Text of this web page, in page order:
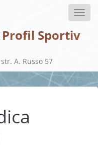
Toggle
Profil Sportiv
A. Russo 57